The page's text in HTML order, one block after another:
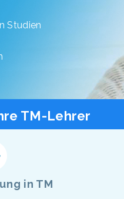
Studien
TM-Lehrer
in TM